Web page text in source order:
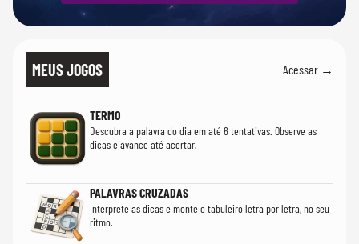
MEUS JOGOS Acessar →
TERMO
Descubra a palavra do dia em até 6 tentativas. Observe as
dicas e avance até acertar.
PALAVRAS CRUZADAS
Interprete as dicas e monte o tabuleiro letra por letra, no seu
ritmo.